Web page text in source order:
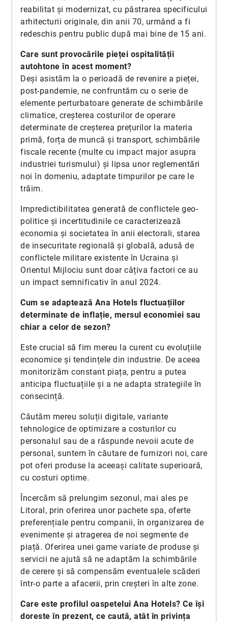
reabilitat și modernizat, cu păstrarea specificului
arhitecturii originale, din anii 70, urmând a fi
redeschis pentru public după mai bine de 15 ani.
Care sunt provocările pieței ospitalității
autohtone în acest moment?
Deși asistăm la o perioadă de revenire a pieței,
post-pandemie, ne confruntăm cu o serie de
elemente perturbatoare generate de schimbările
climatice, creșterea costurilor de operare
determinate de creșterea prețurilor la materia
primă, forța de muncă și transport, schimbările
fiscale recente (multe cu impact major asupra
industriei turismului) și lipsa unor reglementări
noi în domeniu, adaptate timpurilor pe care le
trăim.
Impredictibilitatea generată de conflictele geo-
politice și incertitudinile ce caracterizează
economia și societatea în anii electorali, starea
de insecuritate regională și globală, adusă de
conflictele militare existente în Ucraina și
Orientul Mijlociu sunt doar câțiva factori ce au
un impact semnificativ în anul 2024.
Cum se adaptează Ana Hotels fluctuațiilor
determinate de inflație, mersul economiei sau
chiar a celor de sezon?
Este crucial să fim mereu la curent cu evoluțiile
economice și tendințele din industrie. De aceea
monitorizăm constant piața, pentru a putea
anticipa fluctuațiile și a ne adapta strategiile în
consecință.
Căutăm mereu soluții digitale, variante
tehnologice de optimizare a costurilor cu
personalul sau de a răspunde nevoii acute de
personal, suntem în căutare de furnizori noi, care
pot oferi produse la aceeași calitate superioară,
cu costuri optime.
Încercăm să prelungim sezonul, mai ales pe
Litoral, prin oferirea unor pachete spa, oferte
preferențiale pentru companii, în organizarea de
evenimente și atragerea de noi segmente de
piață. Oferirea unei game variate de produse și
servicii ne ajută să ne adaptăm la schimbările
de cerere și să compensăm eventualele scăderi
într-o parte a afacerii, prin creșteri în alte zone.
Care este profilul oaspetelui Ana Hotels? Ce își
doreste în prezent, ce caută, atât în privința